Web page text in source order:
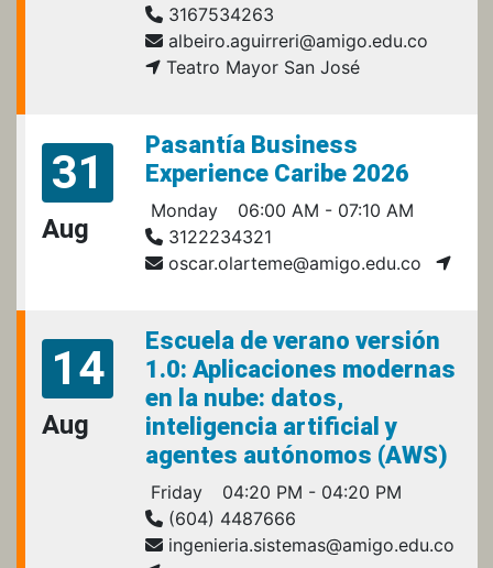
3167534263
albeiro.aguirreri@amigo.edu.co
Teatro Mayor San José
31
Aug
Pasantía Business
Experience Caribe 2026
Monday
06:00 AM - 07:10 AM
3122234321
oscar.olarteme@amigo.edu.co
14
Aug
Escuela de verano versión
1.0: Aplicaciones modernas
en la nube: datos,
inteligencia artificial y
agentes autónomos (AWS)
Friday
04:20 PM - 04:20 PM
(604) 4487666
ingenieria.sistemas@amigo.edu.co